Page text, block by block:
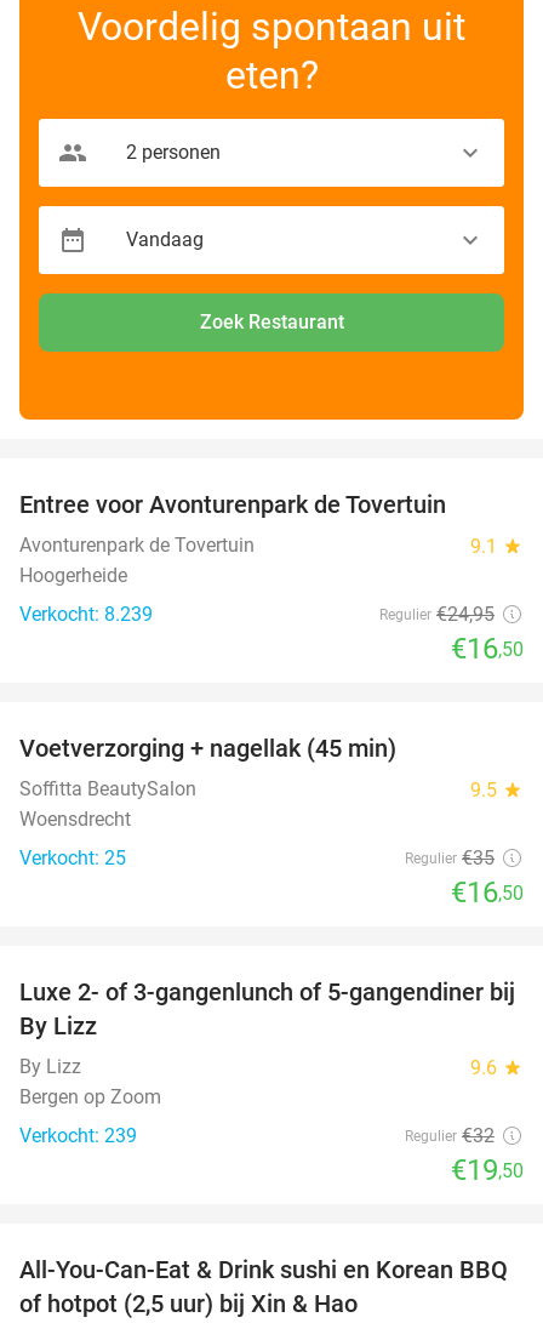
Voordelig spontaan uit
eten?
Zoek Restaurant
Entree voor Avonturenpark de Tovertuin
Avonturenpark de Tovertuin 9.1 star
Hoogerheide
Verkocht: 8.239
Regulier €24,95
€16,50
Voetverzorging + nagellak (45 min)
Soffitta BeautySalon 9.5 star
Woensdrecht
Verkocht: 25
Regulier €35
€16,50
39%
Luxe 2- of 3-gangenlunch of 5-gangendiner bij
By Lizz
By Lizz 9.6 star
Bergen op Zoom
Verkocht: 239
Regulier €32
€19,50
20%
All-You-Can-Eat & Drink sushi en Korean BBQ
of hotpot (2,5 uur) bij Xin & Hao